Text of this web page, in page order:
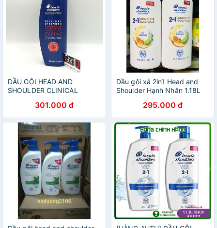
DẦU GỘI HEAD AND
SHOULDER CLINICAL
301.000 đ
Dầu gội xả 2in1 Head and
Shoulder Hạnh Nhân 1.18L
295.000 đ